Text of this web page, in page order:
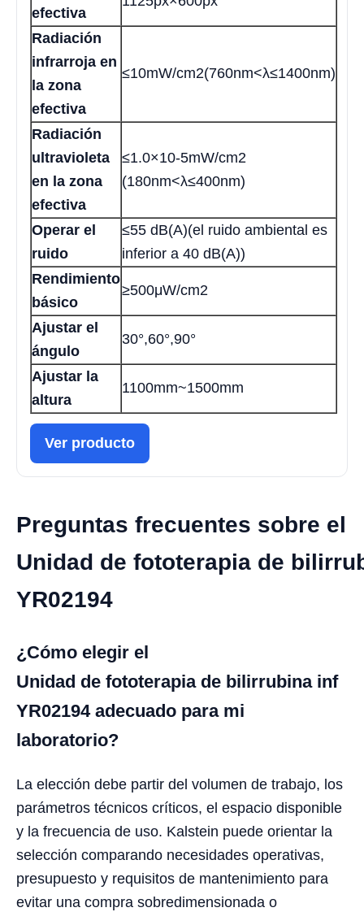
efectiva
Radiación
infrarroja en
la zona
efectiva
≤10mW/cm2(760nm<λ≤1400nm)
Radiación
ultravioleta
en la zona
efectiva
≤1.0×10-5mW/cm2
(180nm<λ≤400nm)
Operar el
ruido
≤55 dB(A)(el ruido ambiental es
inferior a 40 dB(A))
Rendimiento
básico
≥500μW/cm2
Ajustar el
ángulo
30°,60°,90°
Ajustar la
altura
1100mm~1500mm
Ver producto
Preguntas frecuentes sobre el
Unidad de fototerapia de
YR02194
¿Cómo elegir el
Unidad de fototerapia de bilirrubina inf
YR02194 adecuado para mi
laboratorio?
La elección debe partir del volumen de trabajo, los
parámetros técnicos críticos, el espacio disponible
y la frecuencia de uso. Kalstein puede orientar la
selección comparando necesidades operativas,
presupuesto y requisitos de mantenimiento para
evitar una compra sobredimensionada o